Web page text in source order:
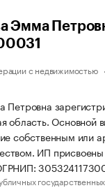
Эмма
с недвижимостью
Петровна
область. Основной
собственным или
ИП